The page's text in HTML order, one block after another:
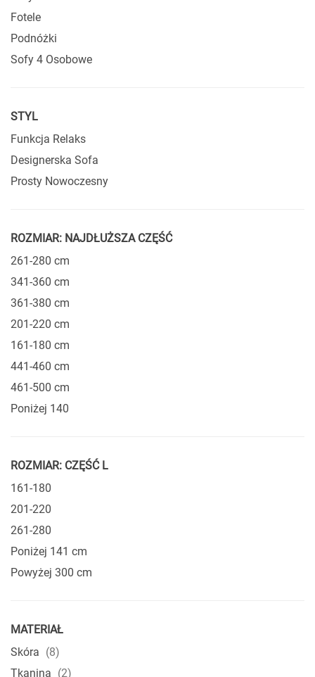
Fotele
Podnóżki
Sofy 4 Osobowe
STYL
Funkcja Relaks
Designerska Sofa
Prosty Nowoczesny
ROZMIAR: NAJDŁUŻSZA CZĘŚĆ
261-280 cm
341-360 cm
361-380 cm
201-220 cm
161-180 cm
441-460 cm
461-500 cm
Poniżej 140
ROZMIAR: CZĘŚĆ L
161-180
201-220
261-280
Poniżej 141 cm
Powyżej 300 cm
MATERIAŁ
Skóra
8produkty
Tkanina
2produkty